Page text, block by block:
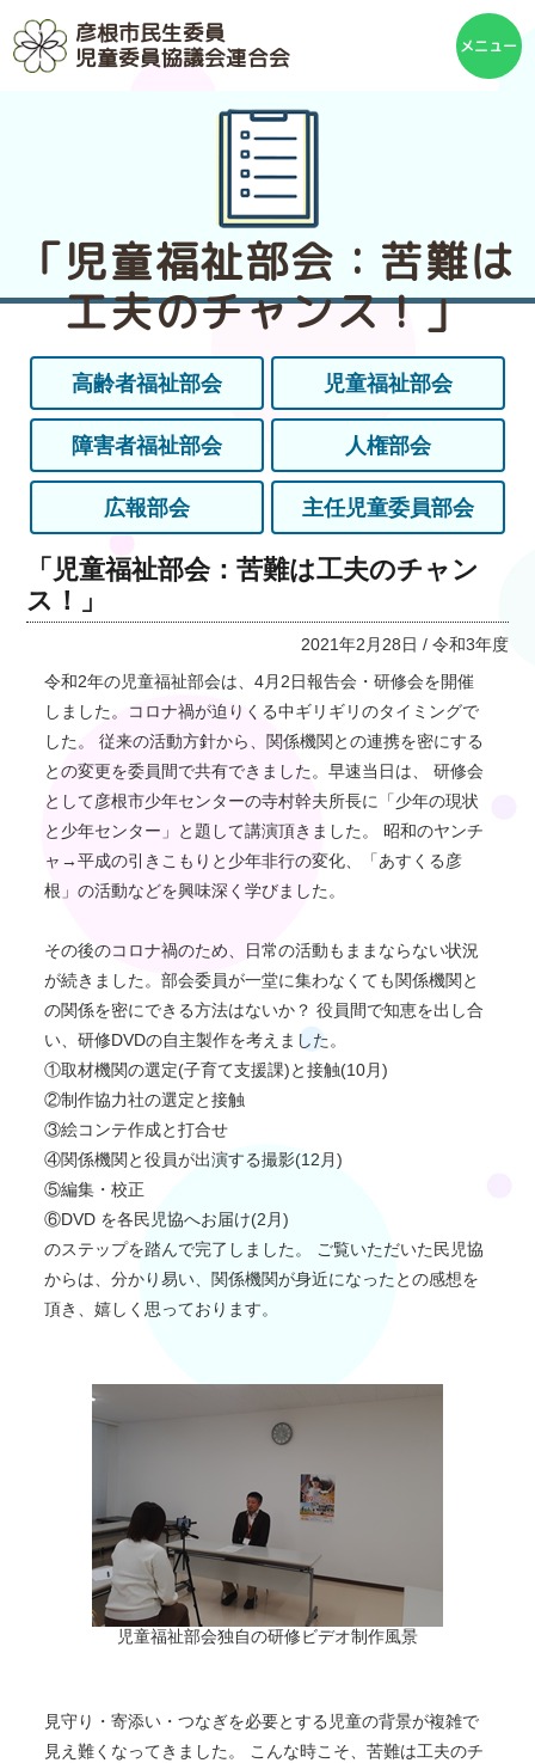
彦根市民生委員
児童委員協議会連合会
「児童福祉部会：苦難は
工夫のチャンス！」
高齢者福祉部会 児童福祉部会
障害者福祉部会 人権部会
広報部会 主任児童委員部会
「児童福祉部会：苦難は工夫のチャン
ス！」
2021年2月28日 / 令和3年度
令和2年の児童福祉部会は、4月2日報告会・研修会を開催
しました。コロナ禍が迫りくる中ギリギリのタイミングで
した。 従来の活動方針から、関係機関との連携を密にする
との変更を委員間で共有できました。早速当日は、 研修会
として彦根市少年センターの寺村幹夫所長に「少年の現状
と少年センター」と題して講演頂きました。 昭和のヤンチ
ャ→平成の引きこもりと少年非行の変化、「あすくる彦
根」の活動などを興味深く学びました。
その後のコロナ禍のため、日常の活動もままならない状況
が続きました。部会委員が一堂に集わなくても関係機関と
の関係を密にできる方法はないか？ 役員間で知恵を出し合
い、研修DVDの自主製作を考えました。
①取材機関の選定(子育て支援課)と接触(10月)
②制作協力社の選定と接触
③絵コンテ作成と打合せ
④関係機関と役員が出演する撮影(12月)
⑤編集・校正
⑥DVD を各民児協へお届け(2月)
のステップを踏んで完了しました。 ご覧いただいた民児協
からは、分かり易い、関係機関が身近になったとの感想を
頂き、嬉しく思っております。
児童福祉部会独自の研修ビデオ制作風景
見守り・寄添い・つなぎを必要とする児童の背景が複雑で
見え難くなってきました。 こんな時こそ、苦難は工夫のチ